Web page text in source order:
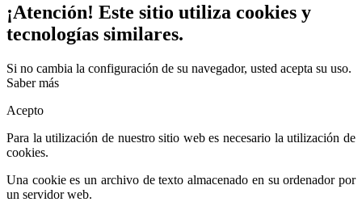
¡Atención! Este sitio utiliza cookies y
tecnologías similares.
Si no cambia la configuración de su navegador, usted acepta su uso.
Saber más
Acepto
Para la utilización de nuestro sitio web es necesario la utilización de
cookies.
Una cookie es un archivo de texto almacenado en su ordenador por
un servidor web.